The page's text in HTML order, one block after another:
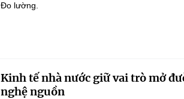
Đo lường.
Kinh tế nhà nước giữ vai trò mở
nghệ nguồn